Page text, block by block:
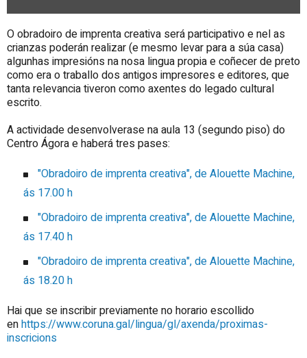
O obradoiro de imprenta creativa será participativo e nel as
crianzas poderán realizar (e mesmo levar para a súa casa)
algunhas impresións na nosa lingua propia e coñecer de preto
como era o traballo dos antigos impresores e editores, que
tanta relevancia tiveron como axentes do legado cultural
escrito.
A actividade desenvolverase na aula 13 (segundo piso) do
Centro Ágora e haberá tres pases:
"Obradoiro de imprenta creativa", de Alouette Machine,
ás 17.00 h
"Obradoiro de imprenta creativa", de Alouette Machine,
ás 17.40 h
"Obradoiro de imprenta creativa", de Alouette Machine,
ás 18.20 h
Hai que se inscribir previamente no horario escollido
enhttps://www.coruna.gal/lingua/gl/axenda/proximas-
inscricions